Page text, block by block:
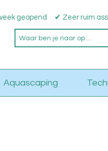
geopend ✔ Zeer ruim
Aquascaping